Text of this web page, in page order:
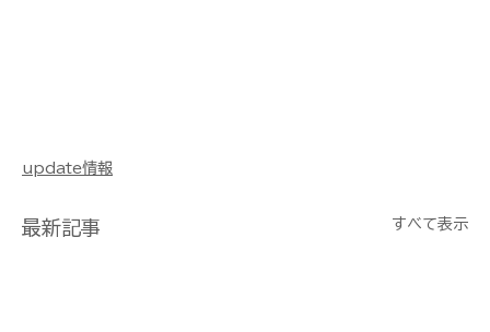
update情報
最新記事 すべて表示